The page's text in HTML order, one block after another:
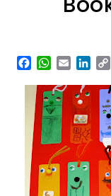
Facebook
WhatsApp
Email